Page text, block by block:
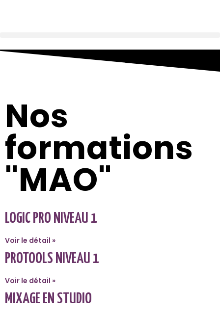
Nos
formations
"MAO"
LOGIC PRO NIVEAU 1
Voir le détail »
PROTOOLS NIVEAU 1
Voir le détail »
MIXAGE EN STUDIO